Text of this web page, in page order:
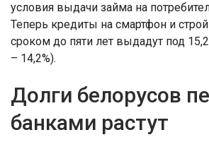
условия выдачи займа на
Теперь кредиты на смартфон и
сроком до пяти лет выдадут под
– 14,2%).
Долги белорусов
банками растут